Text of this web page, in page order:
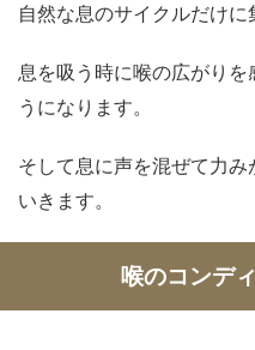
自然な息のサイクルだけに
息を吸う時に喉の広がり
うになります。
そして息に声を混ぜて力
いきます。
喉のコンデ